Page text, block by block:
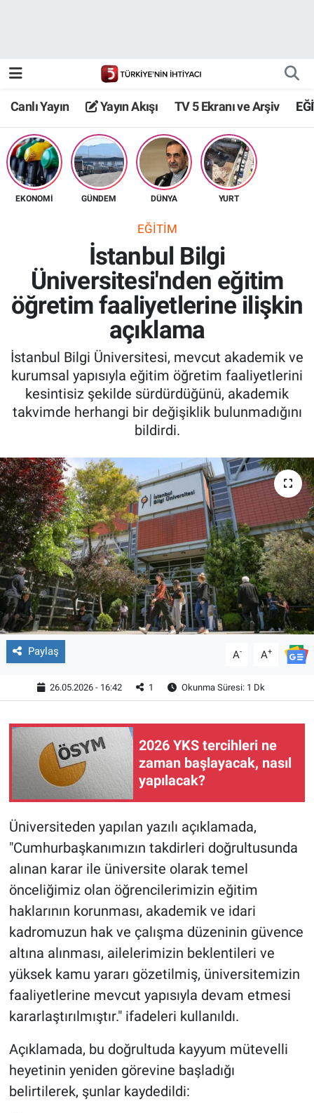
Canlı Yayın Yayın Akışı TV 5 Ekranı ve Arşiv
EKONOMİ GÜNDEM DÜNYA YURT
EĞİTİM
İstanbul Bilgi
Üniversitesi'nden eğitim
öğretim faaliyetlerine ilişkin
açıklama
İstanbul Bilgi Üniversitesi, mevcut akademik ve
kurumsal yapısıyla eğitim öğretim faaliyetlerini
kesintisiz şekilde sürdürdüğünü, akademik
takvimde herhangi bir değişiklik bulunmadığını
bildirdi.
Paylaş A- A+
26.05.2026 - 16:42 1 Okunma Süresi: 1 Dk
2026 YKS tercihleri ne
zaman başlayacak, nasıl
yapılacak?
Üniversiteden yapılan yazılı açıklamada,
"Cumhurbaşkanımızın takdirleri doğrultusunda
alınan karar ile üniversite olarak temel
önceliğimiz olan öğrencilerimizin eğitim
haklarının korunması, akademik ve idari
kadromuzun hak ve çalışma düzeninin güvence
altına alınması, ailelerimizin beklentileri ve
yüksek kamu yararı gözetilmiş, üniversitemizin
faaliyetlerine mevcut yapısıyla devam etmesi
kararlaştırılmıştır." ifadeleri kullanıldı.
Açıklamada, bu doğrultuda kayyum mütevelli
heyetinin yeniden görevine başladığı
belirtilerek, şunlar kaydedildi:
TV 5 Ekranı ve Arşiv